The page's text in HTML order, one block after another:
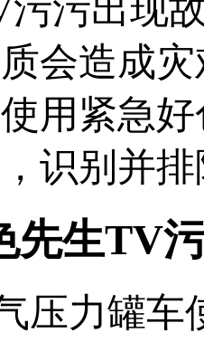
污出现故
造成灾难
用紧急好
，识别并
先生TV
压力罐